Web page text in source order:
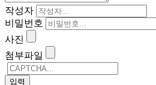
작성자
비밀번호
사진
첨부파일